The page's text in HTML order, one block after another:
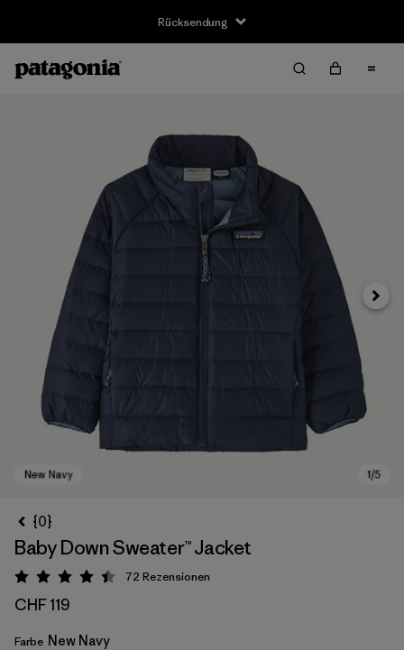
Rücksendung
{0}
Baby Down Sweater™ Jacket
Bewertung: 4.5 / 5
72 Rezensionen
CHF 119
Farbe New Navy